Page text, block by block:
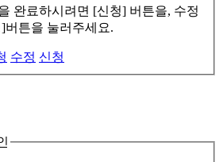
완료하시려면 [신청] 버튼을, 수정
버튼을 눌러주세요.
수정 신청